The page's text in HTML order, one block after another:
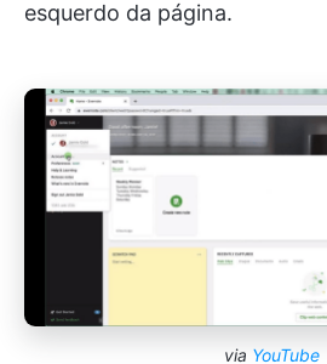
esquerdo da página.
via YouTube